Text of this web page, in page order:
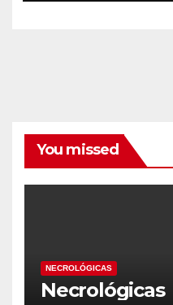
You missed
NECROLÓGICAS
Necrológicas